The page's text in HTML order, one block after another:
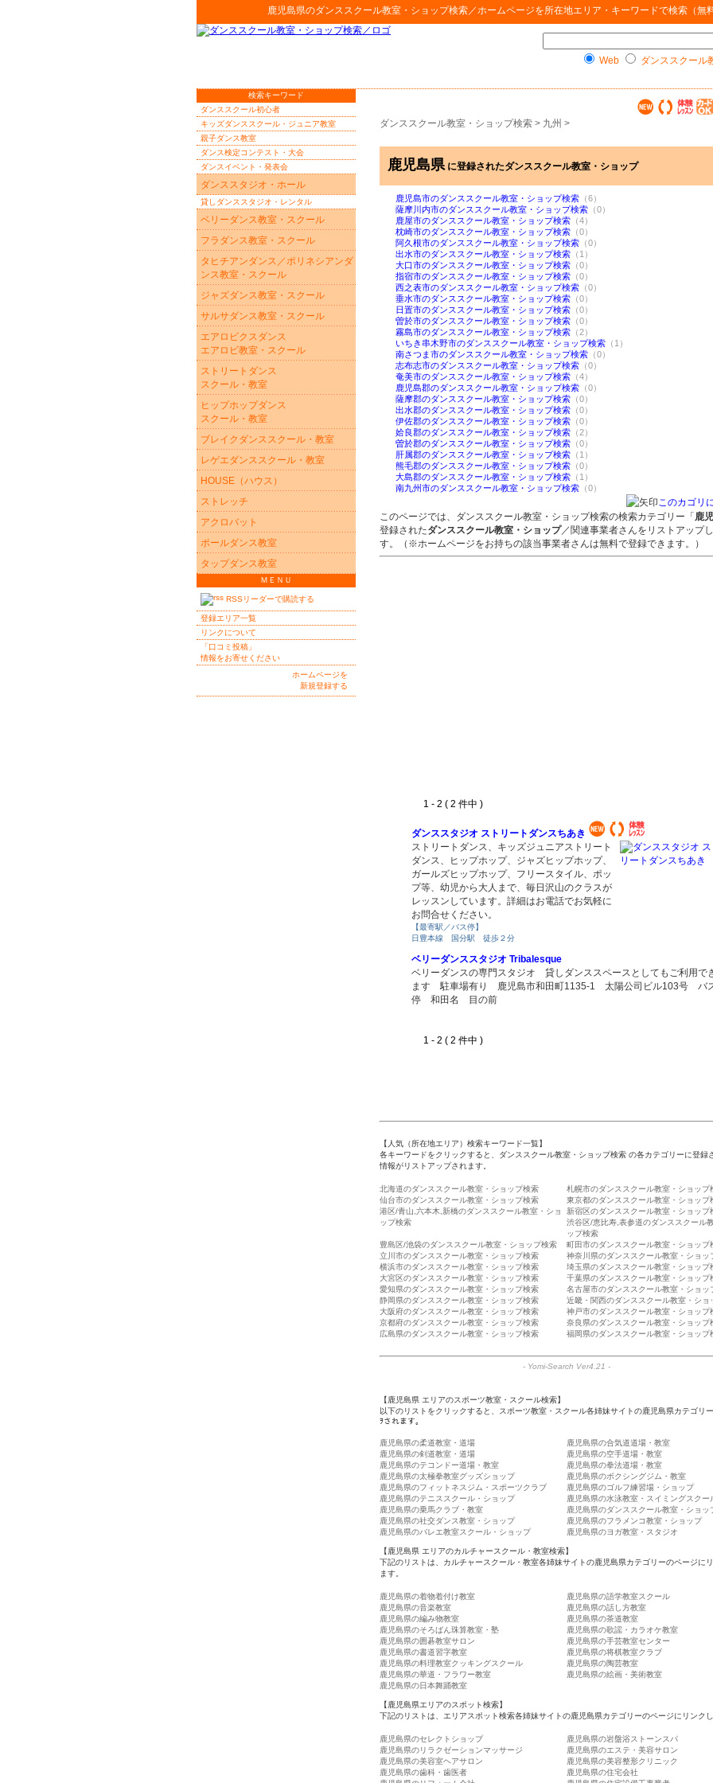
鹿児島県のダンススクール教室・ショップ検索／ホームページを所在地エリア・キーワードで検索（無
Web ダンススクール
ダンススクール教室・ショップ検索 > 九州 >
鹿児島県に登録されたダンススクール教室・ショップ
鹿児島市のダンススクール教室・ショップ検索 （6）
薩摩川内市のダンススクール教室・ショップ検索 （0）
鹿屋市のダンススクール教室・ショップ検索 （4）
枕崎市のダンススクール教室・ショップ検索 （0）
阿久根市のダンススクール教室・ショップ検索 （0）
出水市のダンススクール教室・ショップ検索 （1）
大口市のダンススクール教室・ショップ検索 （0）
指宿市のダンススクール教室・ショップ検索 （0）
西之表市のダンススクール教室・ショップ検索 （0）
垂水市のダンススクール教室・ショップ検索 （0）
日置市のダンススクール教室・ショップ検索 （0）
曽於市のダンススクール教室・ショップ検索 （0）
霧島市のダンススクール教室・ショップ検索 （2）
いちき串木野市のダンススクール教室・ショップ検索 （1）
南さつま市のダンススクール教室・ショップ検索 （0）
志布志市のダンススクール教室・ショップ検索 （0）
奄美市のダンススクール教室・ショップ検索 （4）
鹿児島郡のダンススクール教室・ショップ検索 （0）
薩摩郡のダンススクール教室・ショップ検索 （0）
出水郡のダンススクール教室・ショップ検索 （0）
伊佐郡のダンススクール教室・ショップ検索 （0）
姶良郡のダンススクール教室・ショップ検索 （2）
曽於郡のダンススクール教室・ショップ検索 （0）
肝属郡のダンススクール教室・ショップ検索 （1）
熊毛郡のダンススクール教室・ショップ検索 （0）
大島郡のダンススクール教室・ショップ検索 （1）
南九州市のダンススクール教室・ショップ検索 （0）
このカゴリ
このページでは、ダンススクール教室・ショップ検索の検索カテゴリー「 鹿
登録されたダンススクール教室・ショップ／関連事業者さんをリストアップ
す。（※ホームページをお持ちの該当事業者さんは無料で登録できます。）
1 - 2 ( 2 件中 )
ダンススタジオ ストリートダンスちあき
ストリートダンス、キッズジュニアストリート
ダンス、ヒップホップ、ジャズヒップホップ、
ガールズヒップホップ、フリースタイル、ポッ
プ等、幼児から大人まで、毎日沢山のクラスが
レッスンしています。詳細はお電話でお気軽に
お問合せください。
【最寄駅／バス停】
日豊本線 国分駅 徒歩２分
ベリーダンススタジオ Tribalesque
ベリーダンスの専門スタジオ 貸しダンススペースとしてもご利用で
ます 駐車場有り 鹿児島市和田町1135-1 太陽公司ビル103号 バ
停 和田名 目の前
1 - 2 ( 2 件中 )
【人気（所在地エリア）検索キーワード一覧】
各キーワードをクリックすると、ダンススクール教室・ショップ検索 の各カテゴリーに登録
情報がリストアップされます。
北海道のダンススクール教室・ショップ検索
札幌市のダンススクール教室・ショップ
仙台市のダンススクール教室・ショップ検索
東京都のダンススクール教室・ショップ
港区/青山,六本木,新橋のダンススクール教室・ショ
ップ検索
新宿区のダンススクール教室・ショップ
渋谷区/恵比寿,表参道のダンススクール
ップ検索
豊島区/池袋のダンススクール教室・ショップ検索
町田市のダンススクール教室・ショップ
立川市のダンススクール教室・ショップ検索
神奈川県のダンススクール教室・ショッ
横浜市のダンススクール教室・ショップ検索
埼玉県のダンススクール教室・ショップ
大宮区のダンススクール教室・ショップ検索
千葉県のダンススクール教室・ショップ
愛知県のダンススクール教室・ショップ検索
名古屋市のダンススクール教室・ショッ
静岡県のダンススクール教室・ショップ検索
近畿・関西のダンススクール教室・ショ
大阪府のダンススクール教室・ショップ検索
神戸市のダンススクール教室・ショップ
京都府のダンススクール教室・ショップ検索
奈良県のダンススクール教室・ショップ
広島県のダンススクール教室・ショップ検索
福岡県のダンススクール教室・ショップ
- Yomi-Search Ver4.21 -
【鹿児島県 エリアのスポーツ教室・スクール検索】
以下のリストをクリックすると、スポーツ教室・スクール各姉妹サイトの鹿児島県カテゴリ
ｦされます。
鹿児島県の柔道教室・道場
鹿児島県の合気道道場・教室
鹿児島県の剣道教室・道場
鹿児島県の空手道場・教室
鹿児島県のテコンドー道場・教室
鹿児島県の拳法道場・教室
鹿児島県の太極拳教室グッズショップ
鹿児島県のボクシングジム・教室
鹿児島県のフィットネスジム・スポーツクラブ
鹿児島県のゴルフ練習場・ショップ
鹿児島県のテニススクール・ショップ
鹿児島県の水泳教室・スイミングスクー
鹿児島県の乗馬クラブ・教室
鹿児島県のダンススクール教室・ショッ
鹿児島県の社交ダンス教室・ショップ
鹿児島県のフラメンコ教室・ショップ
鹿児島県のバレエ教室スクール・ショップ
鹿児島県のヨガ教室・スタジオ
【鹿児島県 エリアのカルチャースクール・教室検索】
下記のリストは、カルチャースクール・教室各姉妹サイトの鹿児島県カテゴリーのページに
ます。
鹿児島県の着物着付け教室
鹿児島県の語学教室スクール
鹿児島県の音楽教室
鹿児島県の話し方教室
鹿児島県の編み物教室
鹿児島県の茶道教室
鹿児島県のそろばん珠算教室・塾
鹿児島県の歌謡・カラオケ教室
鹿児島県の囲碁教室サロン
鹿児島県の手芸教室センター
鹿児島県の書道習字教室
鹿児島県の将棋教室クラブ
鹿児島県の料理教室クッキングスクール
鹿児島県の陶芸教室
鹿児島県の華道・フラワー教室
鹿児島県の絵画・美術教室
鹿児島県の日本舞踊教室
【鹿児島県エリアのスポット検索】
下記のリストは、エリアスポット検索各姉妹サイトの鹿児島県カテゴリーのページにリンク
鹿児島県のセレクトショップ
鹿児島県の岩盤浴ストーンスパ
鹿児島県のリラクゼーションマッサージ
鹿児島県のエステ・美容サロン
鹿児島県の美容室ヘアサロン
鹿児島県の美容整形クリニック
鹿児島県の歯科・歯医者
鹿児島県の住宅会社
検索キーワード
ダンススクール初心者
キッズダンススクール・ジュニア教室
親子ダンス教室
ダンス検定コンテスト・大会
ダンスイベント・発表会
ダンススタジオ・ホール
貸しダンススタジオ・レンタル
ベリーダンス教室・スクール
フラダンス教室・スクール
タヒチアンダンス／ポリネシアンダ
ンス教室・スクール
ジャズダンス教室・スクール
サルサダンス教室・スクール
エアロビクスダンス
エアロビ教室・スクール
ストリートダンス
スクール・教室
ヒップホップダンス
スクール・教室
ブレイクダンススクール・教室
レゲエダンススクール・教室
HOUSE（ハウス）
ストレッチ
アクロバット
ポールダンス教室
タップダンス教室
ＭＥＮＵ
RSSリーダーで購読する
登録エリア一覧
リンクについて
「口コミ投稿」
情報をお寄せください
ホームページを
新規登録する